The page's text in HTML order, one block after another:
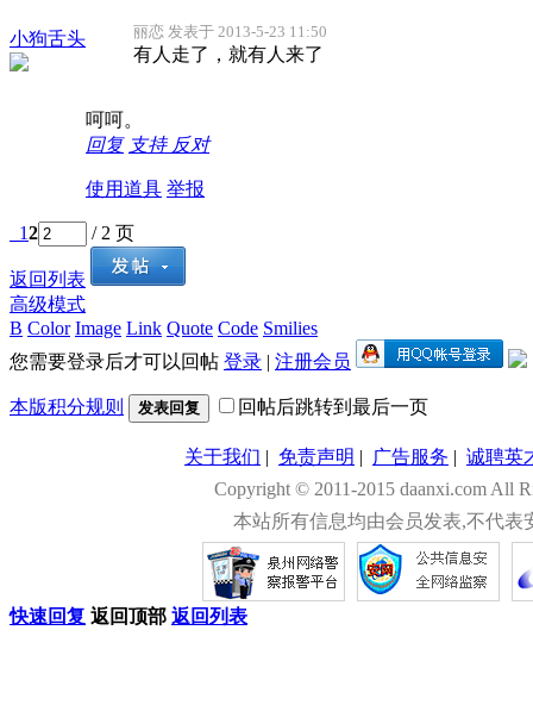
小狗舌头 丽恋 发表于 2013-5-23 11:50
有人走了，就有人来了
呵呵。
回复 支持 反对
使用道具 举报
12 / 2 页
返回列表
高级模式
B Color Image Link Quote Code Smilies
您需要登录后才可以回帖 登录 | 注册会员
本版积分规则 发表回复 回帖后跳转到最后一页
关于我们 | 免责声明 | 广告服务 | 诚聘英
Copyright © 2011-2015 daanxi.com All
本站所有信息均由会员发表,不代
快速回复 返回顶部 返回列表